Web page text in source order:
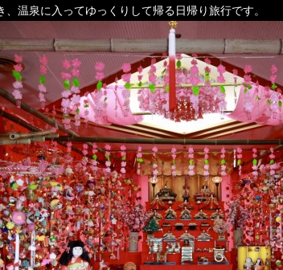
、温泉に入ってゆっくりして帰る日帰り旅行です。